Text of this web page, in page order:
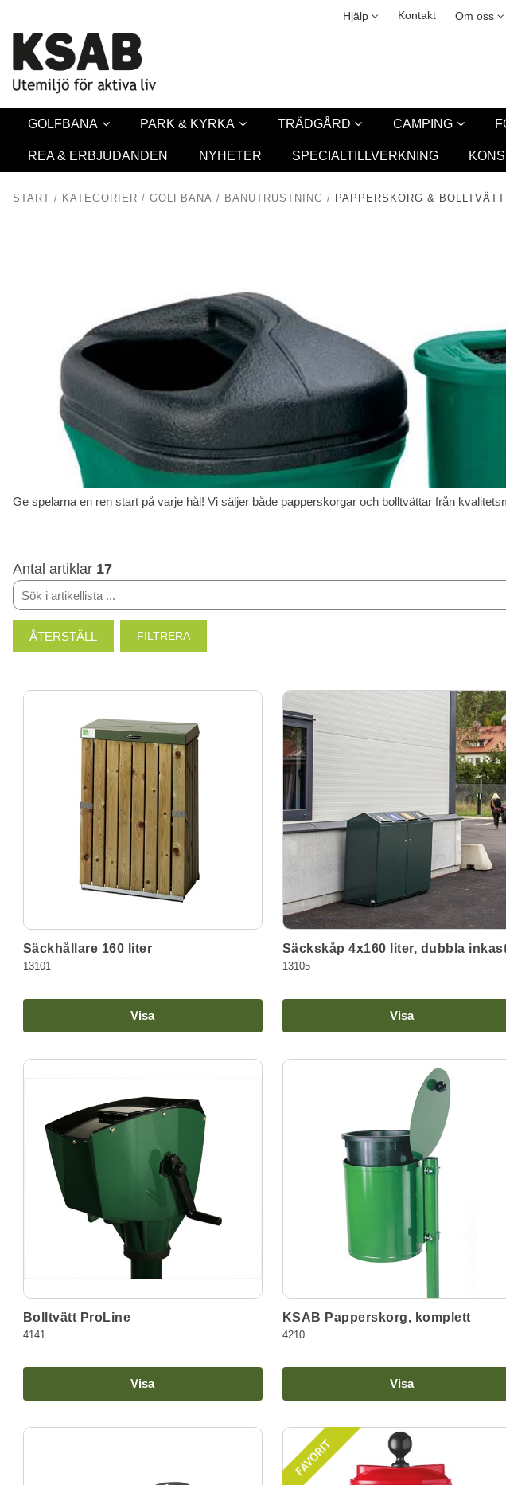
Hjälp
Säkerhet & Cookies Kontakt Om oss
Leasing
GOLFBANA PARK & KYRKA TRÄDGÅRD CAMPING
REA & ERBJUDANDEN NYHETER SPECIALTILLVERKNING
START / KATEGORIER / GOLFBANA / BANUTRUSTNING / PAPPERSKORG & BOLLTVÄTT
Ge spelarna en ren start på varje hål! Vi säljer både papperskorgar och bolltvättar från
Antal artiklar 17
Säckhållare 160 liter
13101
Visa
Säckskåp 4x160 liter, dubbla
13105
Visa
Bolltvätt ProLine
4141
Visa
KSAB Papperskorg, komplett
4210
Visa